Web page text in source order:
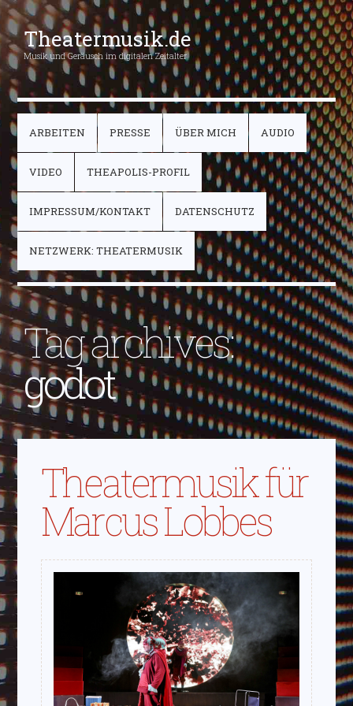
Theatermusik.de
Musik und Geräusch im digitalen Zeitalter
ARBEITEN PRESSE ÜBER MICH AUDIO
VIDEO THEAPOLIS-PROFIL
IMPRESSUM/KONTAKT DATENSCHUTZ
NETZWERK: THEATERMUSIK
Tag archives:
godot
Theatermusik für
Marcus Lobbes